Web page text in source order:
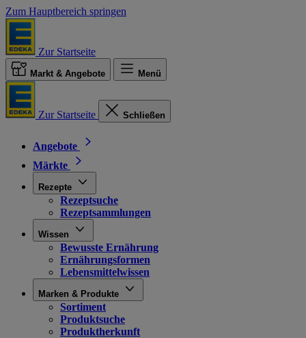
Zum Hauptbereich springen
Zur Startseite
Markt & Angebote Menü
Zur Startseite Schließen
Angebote
Märkte
Rezepte
Rezeptsuche
Rezeptsammlungen
Wissen
Bewusste Ernährung
Ernährungsformen
Lebensmittelwissen
Marken & Produkte
Sortiment
Produktsuche
Produktherkunft